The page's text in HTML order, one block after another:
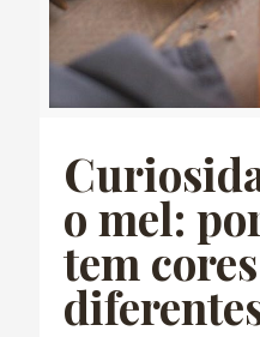
o mel:
tem cores